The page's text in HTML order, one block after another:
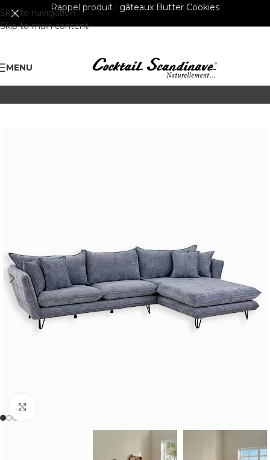
Skip to navigation
Skip to main content
Rappel produit : gâteaux Butter Cookies
MENU